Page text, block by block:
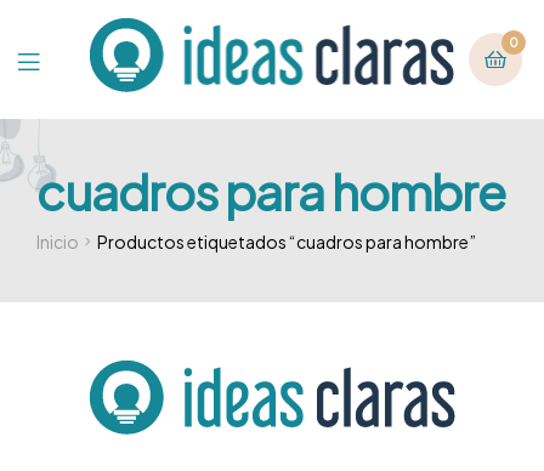
0
cuadros para hombre
Inicio Productos etiquetados “cuadros para hombre”